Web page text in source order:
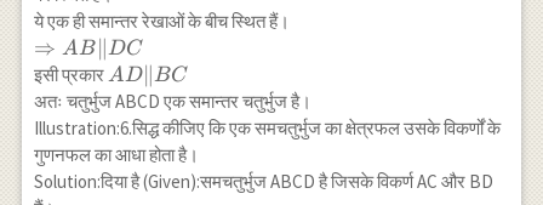
(\triangle
COD)=\operatorname{ar}
(\triangle AOD)\cdots(1)
(\triangle BOC) \\
=\operatorname{ar}
(\triangle
AOB)+\operatorname{ar}
(\triangle AOD)
ABC)=\operatorname{ar}
(\triangle ABD)
ये एक ही समान्तर रेखाओं के बीच स्थित हैं।
\Rightarrow
AB \| DC
⇒ AB∥DC
इसी प्रकारAD
\|
BC
AD∥BC
अतः चतुर्भुज ABCD एक समान्तर चतुर्भुज है।
Illustration:6.सिद्ध कीजिए कि एक समचतुर्भुज का क्षेत्रफल उसके विकर्णों के
गुणनफल का आधा होता है।
Solution:दिया है (Given):समचतुर्भुज ABCD है जिसके विकर्ण AC और BD